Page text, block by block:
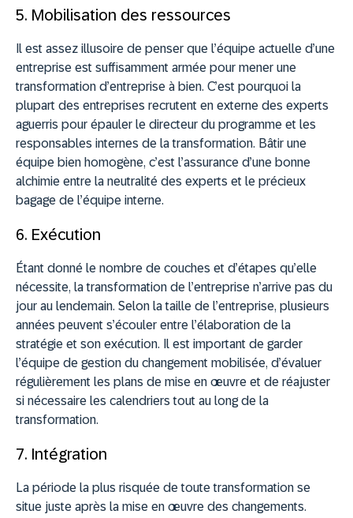
5. Mobilisation des ressources
Il est assez illusoire de penser que l’équipe actuelle d’une
entreprise est suffisamment armée pour mener une
transformation d’entreprise à bien. C’est pourquoi la
plupart des entreprises recrutent en externe des experts
aguerris pour épauler le directeur du programme et les
responsables internes de la transformation. Bâtir une
équipe bien homogène, c’est l’assurance d’une bonne
alchimie entre la neutralité des experts et le précieux
bagage de l’équipe interne.
6. Exécution
Étant donné le nombre de couches et d’étapes qu’elle
nécessite, la transformation de l’entreprise n’arrive pas du
jour au lendemain. Selon la taille de l’entreprise, plusieurs
années peuvent s’écouler entre l’élaboration de la
stratégie et son exécution. Il est important de garder
l’équipe de gestion du changement mobilisée, d’évaluer
régulièrement les plans de mise en œuvre et de réajuster
si nécessaire les calendriers tout au long de la
transformation.
7. Intégration
La période la plus risquée de toute transformation se
situe juste après la mise en œuvre des changements.